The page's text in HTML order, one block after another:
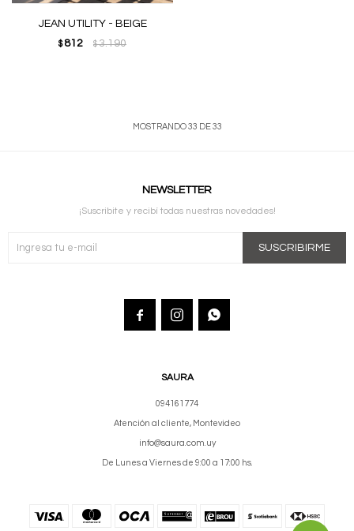
JEAN UTILITY - BEIGE
$ 812 $3.190
MOSTRANDO33 DE33
SAURA
094161774
Atención al cliente, Montevideo
info@saura.com.uy
De Lunes a Viernes de 9:00 a 17:00 hs.
NEWSLETTER
¡Suscribite y recibí todas nuestras novedades!
SUSCRIBIRME
  